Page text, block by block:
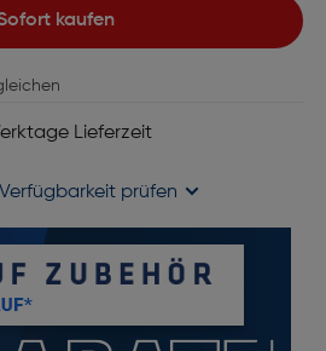
kaufen
Lieferzeit
Verfügbarkeit prüfen